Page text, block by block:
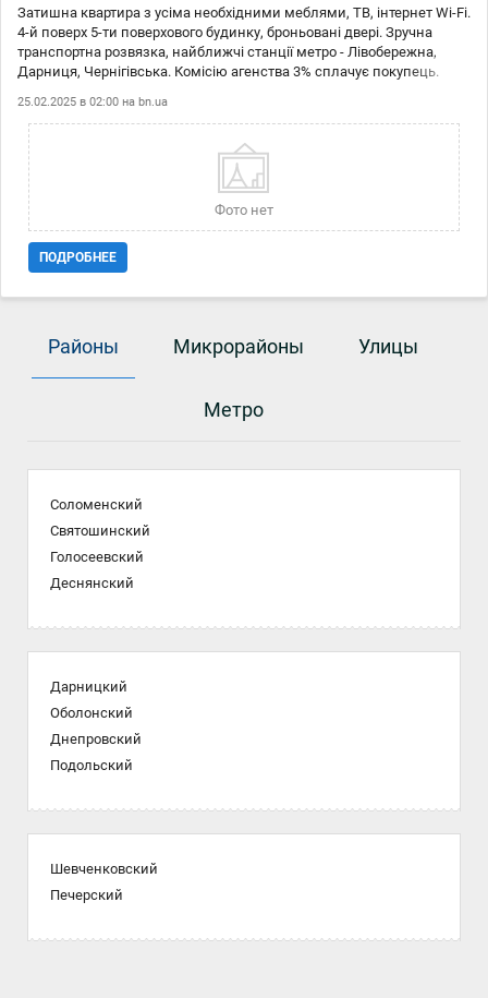
Затишна квартира з усіма необхідними меблями, ТВ, інтернет Wi-Fi.
4-й поверх 5-ти поверхового будинку, броньовані двері. Зручна
транспортна розвязка, найближчі станції метро - Лівобережна,
Дарниця, Чернігівська. Комісію агенства 3% сплачує покупець.
25.02.2025 в 02:00 на bn.ua
Фото нет
ПОДРОБНЕЕ
Районы Микрорайоны Улицы
Метро
Соломенский
Святошинский
Голосеевский
Деснянский
Дарницкий
Оболонский
Днепровский
Подольский
Шевченковский
Печерский